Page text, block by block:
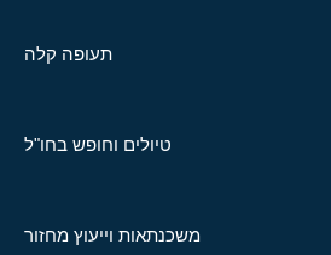
תעופה קלה
טיולים וחופש בחו"ל
משכנתאות וייעוץ מחזור